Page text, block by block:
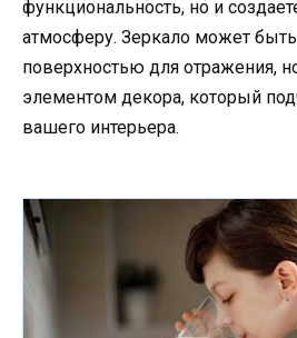
функциональность, но и
атмосферу. Зеркало может
поверхностью для отражения,
элементом декора, который
вашего интерьера.